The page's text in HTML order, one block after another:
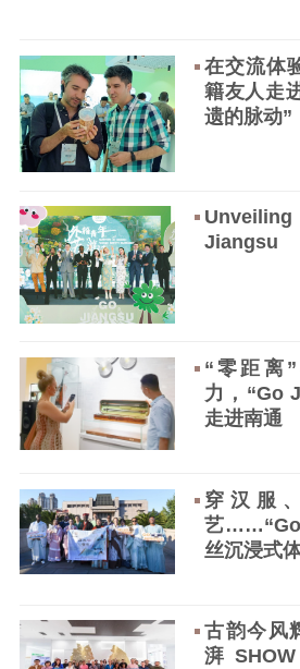
公共服务
新时代公民素养
提升资源库
新闻出版
服务管理平台
管理平台
文化产业
统计分析
数字出版
电影
责任编辑注册
业
在交流体
籍友人走
遗的脉动”
Jiangsu
“零距离
力，“Go
走进南通
穿汉服
艺……“Go
丝沉浸式
古韵今风
湃